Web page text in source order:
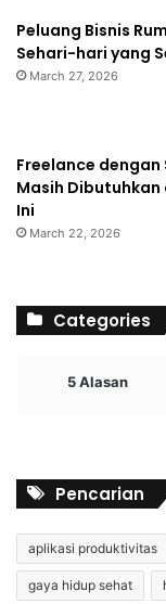
Peluang Bisnis
Sehari-hari yang
March 27, 2026
Freelance dengan
Masih
Ini
March 22, 2026
Categories
5 Alasan
Pencarian
aplikasi produktivitas
gaya hidup sehat